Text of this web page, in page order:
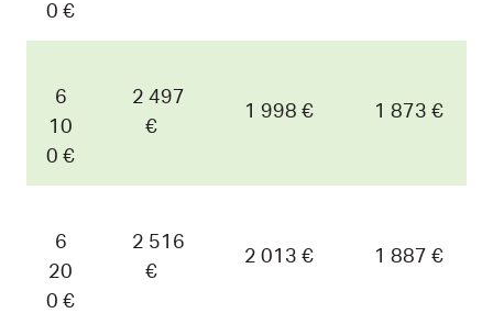
0 €
6
10
0 €
2 497
€
1 998 € 1 873 €
6
20
0 €
2 516
€
2 013 € 1 887 €